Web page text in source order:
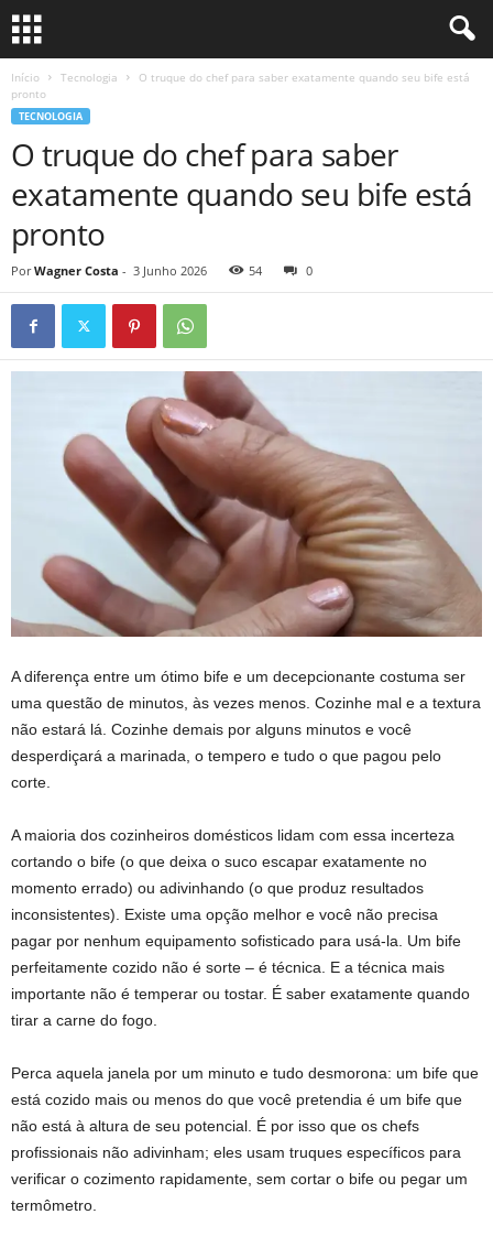
Início Tecnologia
O truque do chef para saber exatamente quando seu bife está
pronto
TECNOLOGIA
O truque do chef para saber
exatamente quando seu bife está
pronto
Por Wagner Costa - 3 Junho 2026 54 0
A diferença entre um ótimo bife e um decepcionante costuma ser
uma questão de minutos, às vezes menos. Cozinhe mal e a textura
não estará lá. Cozinhe demais por alguns minutos e você
desperdiçará a marinada, o tempero e tudo o que pagou pelo
corte.
A maioria dos cozinheiros domésticos lidam com essa incerteza
cortando o bife (o que deixa o suco escapar exatamente no
momento errado) ou adivinhando (o que produz resultados
inconsistentes). Existe uma opção melhor e você não precisa
pagar por nenhum equipamento sofisticado para usá-la. Um bife
perfeitamente cozido não é sorte – é técnica. E a técnica mais
importante não é temperar ou tostar. É saber exatamente quando
tirar a carne do fogo.
Perca aquela janela por um minuto e tudo desmorona: um bife que
está cozido mais ou menos do que você pretendia é um bife que
não está à altura de seu potencial. É por isso que os chefs
profissionais não adivinham; eles usam truques específicos para
verificar o cozimento rapidamente, sem cortar o bife ou pegar um
termômetro.